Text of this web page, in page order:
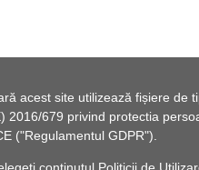
acest site utilizează fișiere
2016/679 privind protectia
("Regulamentul GDPR").